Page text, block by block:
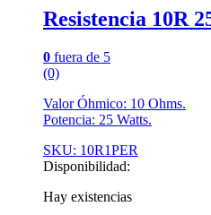
Resistencia 10R
0 fuera de 5
(0)
Valor Óhmico: 10 Ohms.
Potencia: 25 Watts.
SKU: 10R1PER
Disponibilidad:
Hay existencias